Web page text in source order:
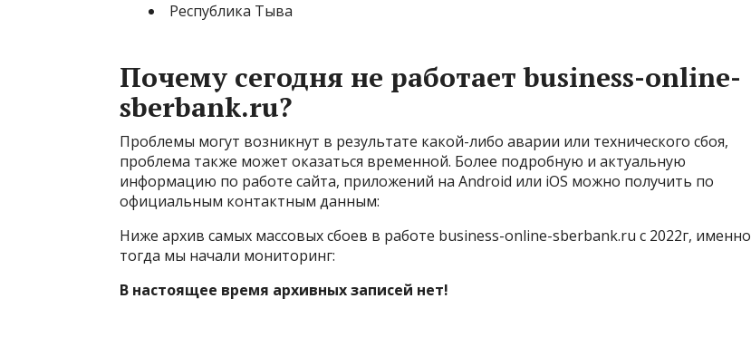
Республика Тыва
Почему сегодня не работает business-online-
sberbank.ru?
Проблемы могут возникнут в результате какой-либо аварии или технического сбоя,
проблема также может оказаться временной. Более подробную и актуальную
информацию по работе сайта, приложений на Android или iOS можно получить по
официальным контактным данным:
Ниже архив самых массовых сбоев в работе business-online-sberbank.ru с 2022г, именно
тогда мы начали мониторинг:
В настоящее время архивных записей нет!